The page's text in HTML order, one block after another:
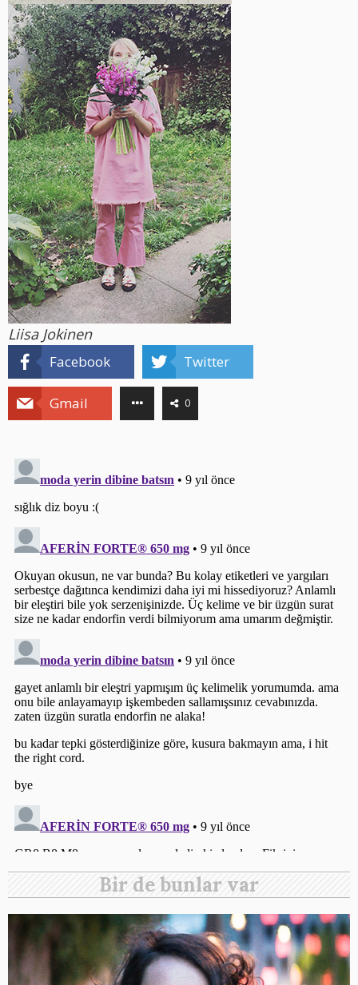
Liisa Jokinen
Facebook Twitter
Gmail 0
Bir de bunlar var